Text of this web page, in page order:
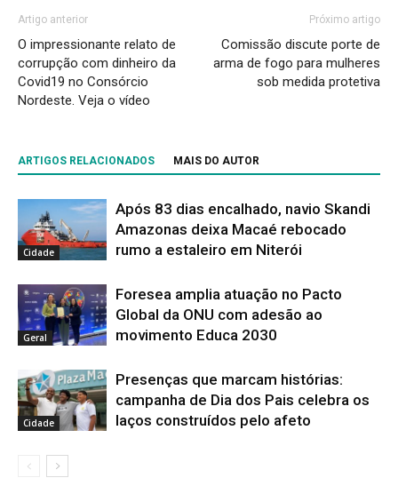
Artigo anterior
O impressionante relato de
corrupção com dinheiro da
Covid19 no Consórcio
Nordeste. Veja o vídeo
Próximo artigo
Comissão discute porte de
arma de fogo para mulheres
sob medida protetiva
ARTIGOS RELACIONADOS MAIS DO AUTOR
Cidade
Após 83 dias encalhado, navio Skandi
Amazonas deixa Macaé rebocado
rumo a estaleiro em Niterói
Geral
Foresea amplia atuação no Pacto
Global da ONU com adesão ao
movimento Educa 2030
Cidade
Presenças que marcam histórias:
campanha de Dia dos Pais celebra os
laços construídos pelo afeto